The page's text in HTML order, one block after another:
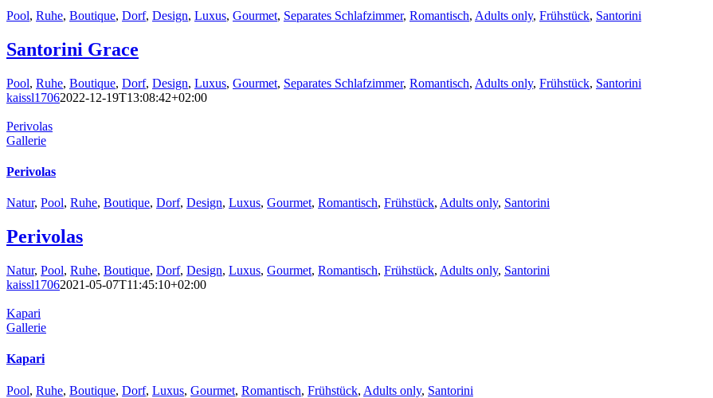
Pool, Ruhe, Boutique, Dorf, Design, Luxus, Gourmet, Separates Schlafzimmer, Romantisch, Adults only, Frühstück, Santorini
Santorini Grace
Pool, Ruhe, Boutique, Dorf, Design, Luxus, Gourmet, Separates Schlafzimmer, Romantisch, Adults only, Frühstück, Santorini
kaissl17062022-12-19T13:08:42+02:00
Perivolas
Gallerie
Perivolas
Natur, Pool, Ruhe, Boutique, Dorf, Design, Luxus, Gourmet, Romantisch, Frühstück, Adults only, Santorini
Perivolas
Natur, Pool, Ruhe, Boutique, Dorf, Design, Luxus, Gourmet, Romantisch, Frühstück, Adults only, Santorini
kaissl17062021-05-07T11:45:10+02:00
Kapari
Gallerie
Kapari
Pool, Ruhe, Boutique, Dorf, Luxus, Gourmet, Romantisch, Frühstück, Adults only, Santorini